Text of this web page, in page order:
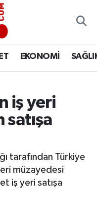
EKONOMİ
iş yeri
satışa
tarafından Türkiye
müzayedesi
iş yeri satışa
Fikstür